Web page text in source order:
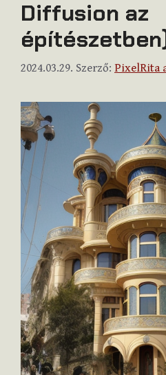
Diffusion az
2024.03.29. Szerző: PixelRita